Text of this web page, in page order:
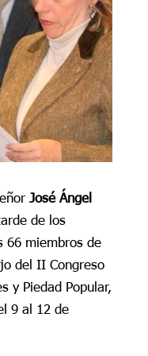
José Ángel
de los
66 miembros de
del II Congreso
y Piedad Popular,
9 al 12 de